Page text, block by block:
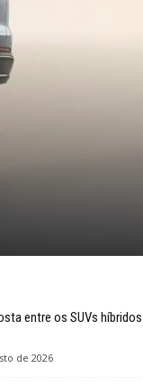
entre os SUVs híbridos
de 2026